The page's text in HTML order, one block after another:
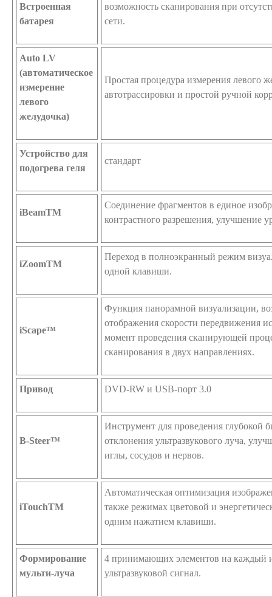
Встроенная
батарея
возможность сканирования при
сети.
Auto LV
(автоматическое
измерение
левого
желудочка)
Простая процедура измерения левого
автотрассировки и простой ручной
Устройство для
подогрева геля
стандарт
iBeamTM
Соединение фрагментов в единое
контрастного разрешения, улучшение
iZoomTM
Переход в полноэкранный режим
одной клавиши.
iScape™
Функция панорамной визуализации,
отображения скорости передвижения
момент проведения сканирующей
сканирования в двух направлениях.
Привод DVD-RW и USB-порт 3.0
B-Steer™
Инструмент для проведения глубокой
отклонения ультразвукового луча,
иглы, сосудов и нервов.
iTouchTM
Автоматическая оптимизация
также режимах цветовой и
одним нажатием клавиши.
Формирование
мульти-луча
4 принимающих элементов на каждый
ультразвуковой сигнал.